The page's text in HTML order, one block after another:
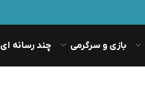
بازی و سرگرمی چند رسانه ای